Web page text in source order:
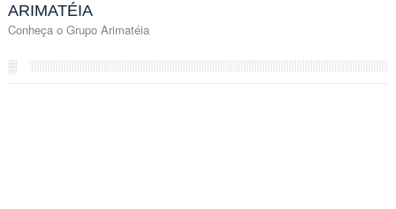
ARIMATÉIA
Conheça o Grupo Arimatéia
░